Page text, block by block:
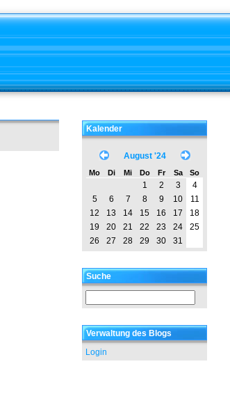
Kalender
August '24
Mo Di Mi Do Fr Sa So
1 2 3
4
5
6 7 8 9 10
11
12
13 14 15 16 17
18
19
20 21 22 23 24
25
26
27 28 29 30 31
Suche
Verwaltung des Blogs
Login